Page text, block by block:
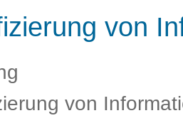
von
von